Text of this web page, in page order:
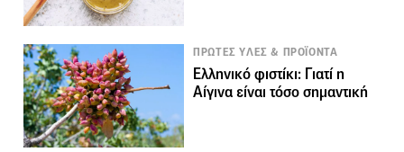
ΠΡΩΤΕΣ ΥΛΕΣ & ΠΡΟΪΟΝΤΑ
Ελληνικό φιστίκι: Γιατί η
Αίγινα είναι τόσο σημαντική